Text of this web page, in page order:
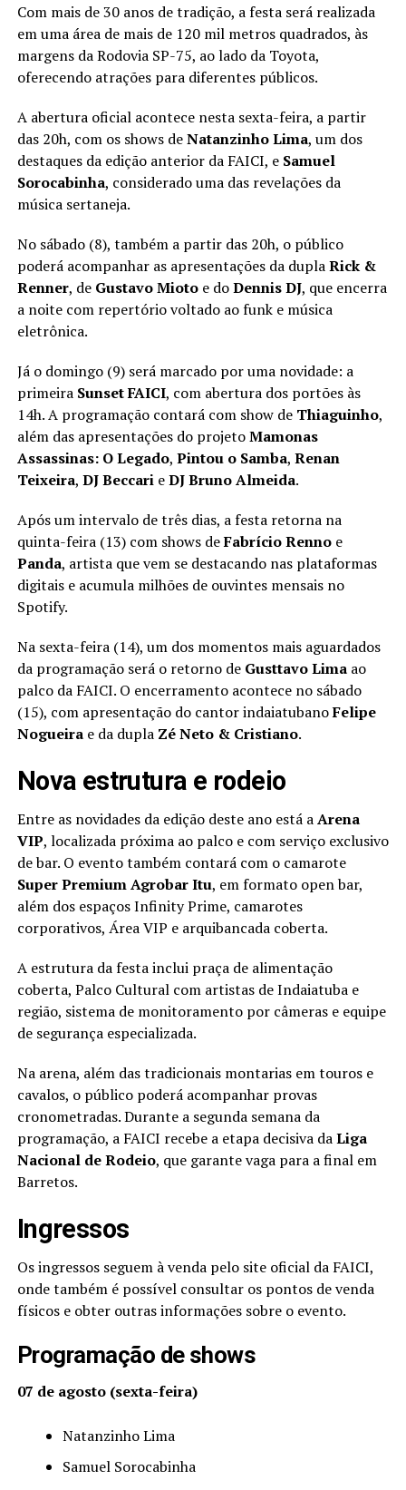
Com mais de 30 anos de tradição, a festa será realizada
em uma área de mais de 120 mil metros quadrados, às
margens da Rodovia SP-75, ao lado da Toyota,
oferecendo atrações para diferentes públicos.
A abertura oficial acontece nesta sexta-feira, a partir
das 20h, com os shows deNatanzinho Lima, um dos
destaques da edição anterior da FAICI, e Samuel
Sorocabinha, considerado uma das revelações da
música sertaneja.
No sábado (8), também a partir das 20h, o público
poderá acompanhar as apresentações da duplaRick &
Renner, de Gustavo Miotoe doDennis DJ, que encerra
a noite com repertório voltado ao funk e música
eletrônica.
Já o domingo (9) será marcado por uma novidade: a
primeira Sunset FAICI, com abertura dos portões às
14h. A programação contará com show de Thiaguinho,
além das apresentações do projetoMamonas
Assassinas: O Legado, Pintou o Samba, Renan
Teixeira, DJ BeccarieDJ Bruno Almeida.
Após um intervalo de três dias, a festa retorna na
quinta-feira (13) com shows deFabrício Rennoe
Panda, artista que vem se destacando nas plataformas
digitais e acumula milhões de ouvintes mensais no
Spotify.
Na sexta-feira (14), um dos momentos mais aguardados
da programação será o retorno de Gusttavo Limaao
palco da FAICI. O encerramento acontece no sábado
(15), com apresentação do cantor indaiatubanoFelipe
Nogueirae da dupla Zé Neto & Cristiano.
Nova estrutura e rodeio
Entre as novidades da edição deste ano está aArena
VIP, localizada próxima ao palco e com serviço exclusivo
de bar. O evento também contará com o camarote
Super Premium Agrobar Itu, em formato open bar,
além dos espaços Infinity Prime, camarotes
corporativos, Área VIP e arquibancada coberta.
A estrutura da festa inclui praça de alimentação
coberta, Palco Cultural com artistas de Indaiatuba e
região, sistema de monitoramento por câmeras e equipe
de segurança especializada.
Na arena, além das tradicionais montarias em touros e
cavalos, o público poderá acompanhar provas
cronometradas. Durante a segunda semana da
programação, a FAICI recebe a etapa decisiva daLiga
Nacional de Rodeio, que garante vaga para a final em
Barretos.
Ingressos
Os ingressos seguem à venda pelo site oficial da FAICI,
onde também é possível consultar os pontos de venda
físicos e obter outras informações sobre o evento.
Programação de shows
07 de agosto (sexta-feira)
Natanzinho Lima
Samuel Sorocabinha